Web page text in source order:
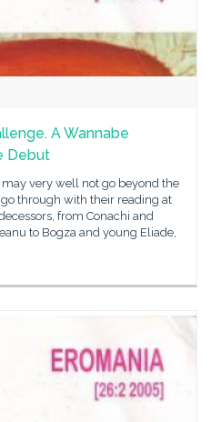
A Wannabe
Debut
very well not go beyond the
through with their reading at
from Conachi and
to Bogza and young Eliade,